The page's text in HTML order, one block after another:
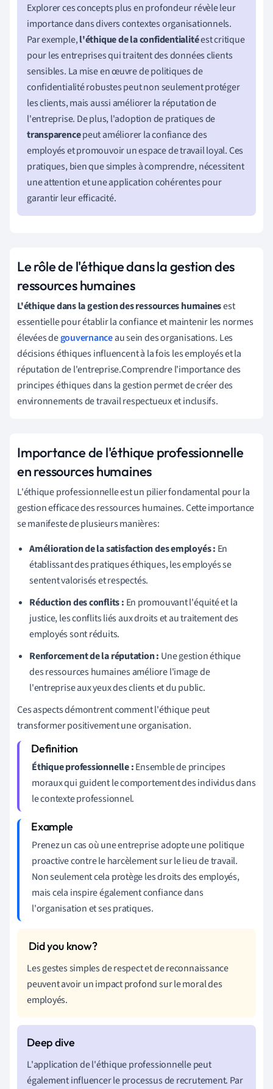
Explorer ces concepts plus en profondeur révèle leur
importance dans divers contextes organisationnels.
Par exemple,l'éthique de la confidentialitéest critique
pour les entreprises qui traitent des données clients
sensibles. La mise en œuvre de politiques de
confidentialité robustes peut non seulement protéger
les clients, mais aussi améliorer la réputation de
l'entreprise. De plus, l'adoption de pratiques de
transparencepeut améliorer la confiance des
employés et promouvoir un espace de travail loyal. Ces
pratiques, bien que simples à comprendre, nécessitent
une attention et une application cohérentes pour
garantir leur efficacité.
Le rôle de l'éthique dans la gestion des
ressources humaines
L'éthique dans la gestion des ressources humainesest
essentielle pour établir la confiance et maintenir les normes
élevées degouvernanceau sein des organisations. Les
décisions éthiques influencent à la fois les employés et la
réputation de l'entreprise.Comprendre l'importance des
principes éthiques dans la gestion permet de créer des
environnements de travail respectueux et inclusifs.
Importance de l'éthique professionnelle
en ressources humaines
L'éthique professionnelle est un pilier fondamental pour la
gestion efficace des ressources humaines. Cette importance
se manifeste de plusieurs manières:
Amélioration de la satisfaction des employés : En
établissant des pratiques éthiques, les employés se
sentent valorisés et respectés.
Réduction des conflits : En promouvant l'équité et la
justice, les conflits liés aux droits et au traitement des
employés sont réduits.
Renforcement de la réputation : Une gestion éthique
des ressources humaines améliore l'image de
l'entreprise aux yeux des clients et du public.
Ces aspects démontrent comment l'éthique peut
transformer positivement une organisation.
Éthique professionnelle :Ensemble de principes
moraux qui guident le comportement des individus dans
le contexte professionnel.
Prenez un cas où une entreprise adopte une politique
proactive contre le harcèlement sur le lieu de travail.
Non seulement cela protège les droits des employés,
mais cela inspire également confiance dans
l'organisation et ses pratiques.
Les gestes simples de respect et de reconnaissance
peuvent avoir un impact profond sur le moral des
employés.
L'application de l'éthique professionnelle peut
également influencer le processus de recrutement. Par